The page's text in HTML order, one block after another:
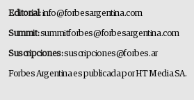
Editorial:info@forbesargentina.com
Summit:summitforbes@forbesargentina.com
Suscripciones:suscripciones@forbes.ar
Forbes Argentina es publicada por HT Media SA.